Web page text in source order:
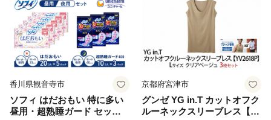
香川県観音寺市
ソフィ はだおもい 特に多い
昼用・超熟睡ガード セット
京都府宮津市
グンゼ YG in.T カットオフク
ルーネックスリーブレス【Y